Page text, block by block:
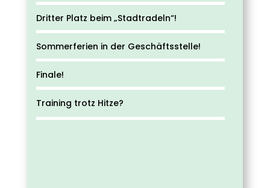
Dritter Platz beim „Stadtradeln“!
Sommerferien in der Geschäftsstelle!
Finale!
Training trotz Hitze?